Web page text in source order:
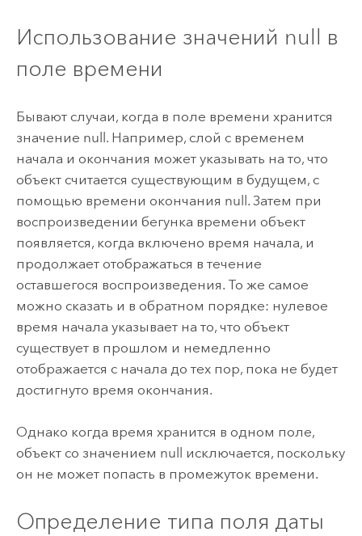
Использование значений null в
поле времени
Бывают случаи, когда в поле времени хранится
значение null. Например, слой с временем
начала и окончания может указывать на то, что
объект считается существующим в будущем, с
помощью времени окончания null. Затем при
воспроизведении бегунка времени объект
появляется, когда включено время начала, и
продолжает отображаться в течение
оставшегося воспроизведения. То же самое
можно сказать и в обратном порядке: нулевое
время начала указывает на то, что объект
существует в прошлом и немедленно
отображается с начала до тех пор, пока не будет
достигнуто время окончания.
Однако когда время хранится в одном поле,
объект со значением null исключается, поскольку
он не может попасть в промежуток времени.
Определение типа поля даты